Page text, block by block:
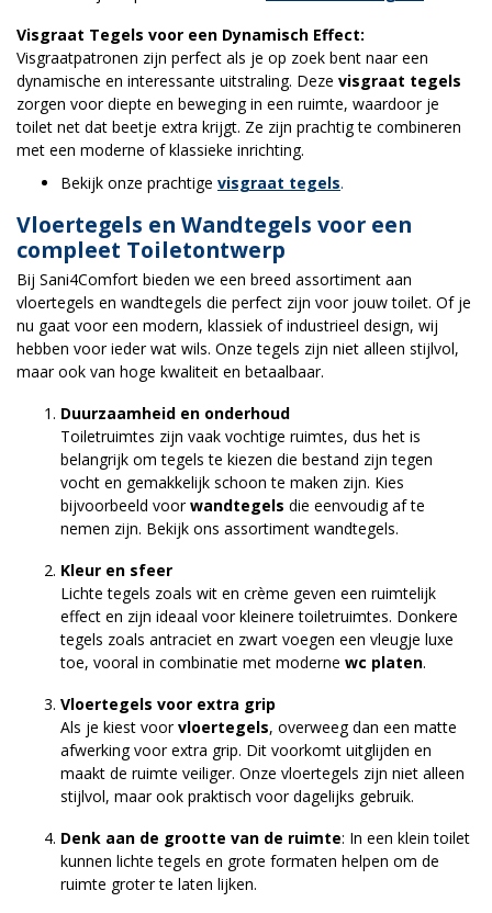
Visgraat Tegels voor een Dynamisch Effect:
Visgraatpatronen zijn perfect als je op zoek bent naar een
dynamische en interessante uitstraling. Deze visgraat tegels
zorgen voor diepte en beweging in een ruimte, waardoor je
toilet net dat beetje extra krijgt. Ze zijn prachtig te combineren
met een moderne of klassieke inrichting.
Bekijk onze prachtige visgraat tegels.
Vloertegels en Wandtegels voor een
compleet Toiletontwerp
Bij Sani4Comfort bieden we een breed assortiment aan
vloertegels en wandtegels die perfect zijn voor jouw toilet. Of je
nu gaat voor een modern, klassiek of industrieel design, wij
hebben voor ieder wat wils. Onze tegels zijn niet alleen stijlvol,
maar ook van hoge kwaliteit en betaalbaar.
Duurzaamheid en onderhoud
Toiletruimtes zijn vaak vochtige ruimtes, dus het is
belangrijk om tegels te kiezen die bestand zijn tegen
vocht en gemakkelijk schoon te maken zijn. Kies
bijvoorbeeld voorwandtegels die eenvoudig af te
nemen zijn. Bekijk ons assortiment wandtegels.
Kleur en sfeer
Lichte tegels zoals wit en crème geven een ruimtelijk
effect en zijn ideaal voor kleinere toiletruimtes. Donkere
tegels zoals antraciet en zwart voegen een vleugje luxe
toe, vooral in combinatie met moderne wc platen.
Vloertegels voor extra grip
Als je kiest voorvloertegels, overweeg dan een matte
afwerking voor extra grip. Dit voorkomt uitglijden en
maakt de ruimte veiliger. Onze vloertegels zijn niet alleen
stijlvol, maar ook praktisch voor dagelijks gebruik.
Denk aan de grootte van de ruimte: In een klein toilet
kunnen lichte tegels en grote formaten helpen om de
ruimte groter te laten lijken.